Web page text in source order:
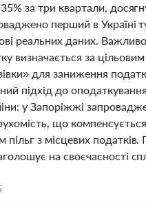
35% за три квартали,
перший в
реальних даних.
визначається за
для заниження
підхід до
у Запоріжжі
що
пільг з місцевих
на своєчасності